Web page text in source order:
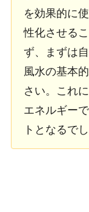
を効果的に
性化させる
ず、まずは
風水の基本
さい。これ
エネルギー
トとなるでし